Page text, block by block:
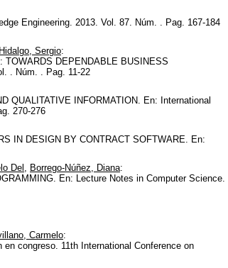
Engineering. 2013. Vol. 87. Núm. . Pag. 167-184
Sergio:
TOWARDS DEPENDABLE BUSINESS
. Núm. . Pag. 11-22
QUALITATIVE INFORMATION. En: International
270-276
IN DESIGN BY CONTRACT SOFTWARE. En:
Del , Borrego-Núñez, Diana:
En: Lecture Notes in Computer Science.
Carmelo:
congreso. 11th International Conference on